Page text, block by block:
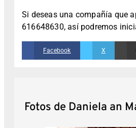
Si deseas una compañía que
616648630, así podremos
Facebook X
Fotos de Daniela an